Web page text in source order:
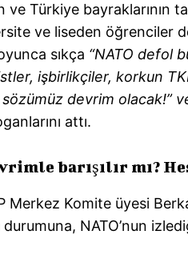
ve Türkiye bayraklarının
ve liseden öğrenciler
sıkça “NATO defol
işbirlikçiler, korkun
sözümüz devrim olacak!”
attı.
barışılır mı?
Merkez Komite üyesi
durumuna, NATO’nun